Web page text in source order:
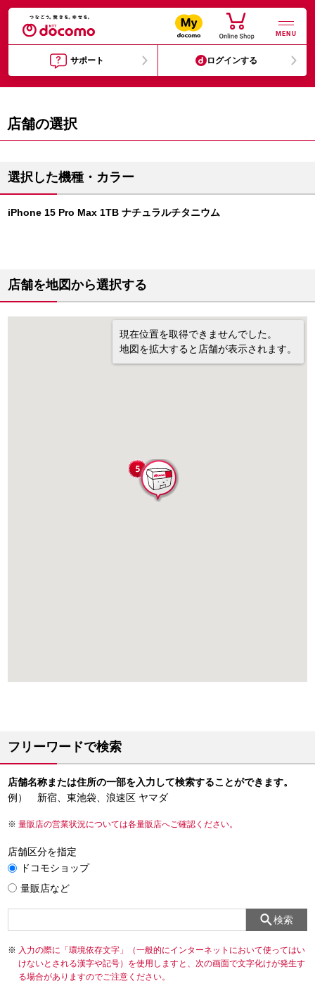
MENU
サポート ログインする
店舗の選択
選択した機種・カラー
iPhone 15 Pro Max 1TB ナチュラルチタニウム
店舗を地図から選択する
現在位置を取得できませんでした。
地図を拡大すると店舗が表示されます。
フリーワードで検索
店舗名称または住所の一部を入力して検索することができます。
例） 新宿、東池袋、浪速区 ヤマダ
量販店の営業状況については各量販店へご確認ください。
店舗区分を指定
ドコモショップ
量販店など
検索
入力の際に「環境依存文字」（一般的にインターネットにおいて使ってはい
けないとされる漢字や記号）を使用しますと、次の画面で文字化けが発生す
る場合がありますのでご注意ください。